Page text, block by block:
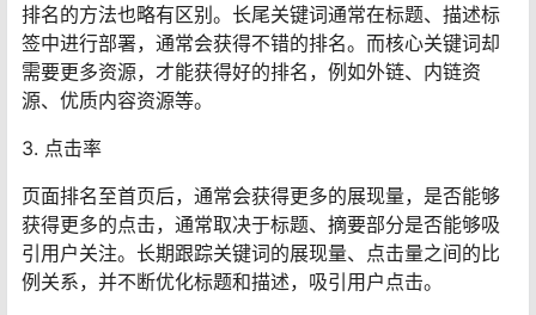
排名的方法也略有区别。长尾关键词通常在标题、描述标
签中进行部署，通常会获得不错的排名。而核心关键词却
需要更多资源，才能获得好的排名，例如外链、内链资
源、优质内容资源等。
3. 点击率
页面排名至首页后，通常会获得更多的展现量，是否能够
获得更多的点击，通常取决于标题、摘要部分是否能够吸
引用户关注。长期跟踪关键词的展现量、点击量之间的比
例关系，并不断优化标题和描述，吸引用户点击。